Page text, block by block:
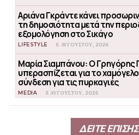
Αριάνα Γκράντε κάνει
τη δημοσιότητα μετά την
εξομολόγηση στο Σικάγο
LIFESTYLE 5 ΑΥΓΟΎΣΤΟΥ, 2026
Μαρία Σιαμπάνου: Ο Γρηγόρης
υπερασπίζεται για το
σύνδεση για τις πυρκαγιές
MEDIA 5 ΑΥΓΟΎΣΤΟΥ, 2026
ΔΕΙΤΕ ΕΠΙΣΗΣ